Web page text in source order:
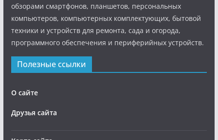
обзорами смартфонов, планшетов, персональных
компьютеров, компьютерных комплектующих, бытовой
техники и устройств для ремонта, сада и огорода,
программного обеспечения и периферийных устройств.
Полезные ссылки
О сайте
Друзья сайта